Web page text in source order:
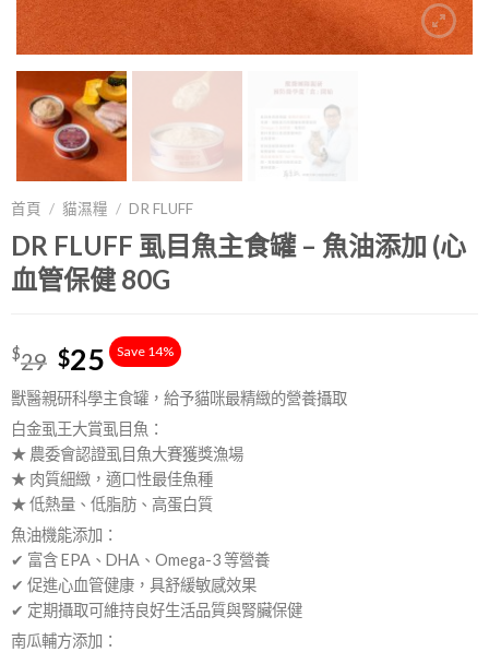
首頁 / 貓濕糧 / DR FLUFF
DR FLUFF 虱目魚主食罐 – 魚油添加 (心
血管保健 80G
$29 $25 Save 14%
獸醫親研科學主食罐，給予貓咪最精緻的營養攝取
白金虱王大賞虱目魚：
★ 農委會認證虱目魚大賽獲獎漁場
★ 肉質細緻，適口性最佳魚種
★ 低熱量、低脂肪、高蛋白質
魚油機能添加：
✔ 富含 EPA、DHA、Omega-3 等營養
✔ 促進心血管健康，具舒緩敏感效果
✔ 定期攝取可維持良好生活品質與腎臟保健
南瓜輔方添加：